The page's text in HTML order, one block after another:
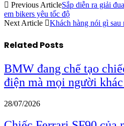
Previous ArticleSắp diễn ra giải
em bikers yêu tốc độ
Next Article
Khách hàng nói gì sau
Related Posts
BMW đang chế tạo
điện mà mọi người
28/07/2026